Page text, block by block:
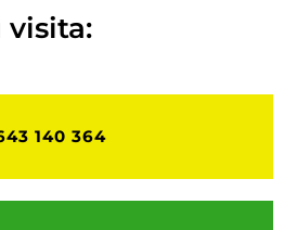
visita:
140 364